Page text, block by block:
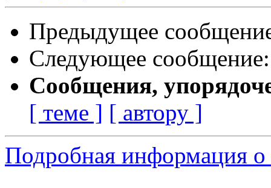
Предыдущее
Следующее
Сообщения,
[ теме ] [ автору ]
Подробная информация о